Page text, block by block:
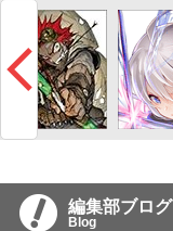
編集部ブログ
Blog